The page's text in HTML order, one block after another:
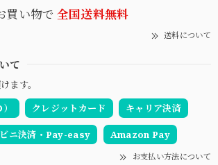
買い物で 全国送料無料
送料について
て
ます。
クレジットカード キャリア決済
ニ決済・Pay-easy Amazon Pay
お支払い方法について